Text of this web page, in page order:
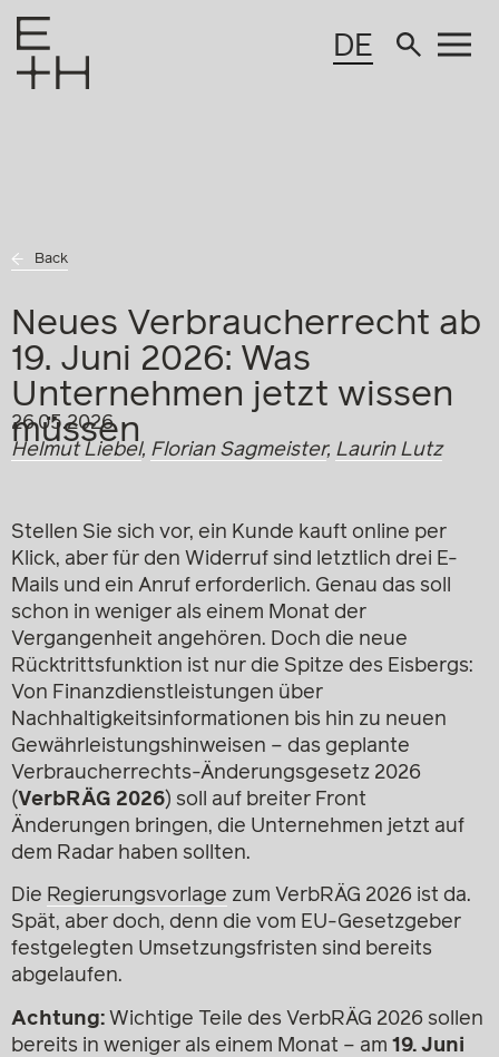
DE
Back
Neues Verbraucherrecht ab
19. Juni 2026: Was
Unternehmen jetzt wissen
müssen
26.05.2026
Helmut Liebel, Florian Sagmeister, Laurin Lutz
Stellen Sie sich vor, ein Kunde kauft online per
Klick, aber für den Widerruf sind letztlich drei E-
Mails und ein Anruf erforderlich. Genau das soll
schon in weniger als einem Monat der
Vergangenheit angehören. Doch die neue
Rücktrittsfunktion ist nur die Spitze des Eisbergs:
Von Finanzdienstleistungen über
Nachhaltigkeitsinformationen bis hin zu neuen
Gewährleistungshinweisen – das geplante
Verbraucherrechts-Änderungsgesetz 2026
(VerbRÄG 2026) soll auf breiter Front
Änderungen bringen, die Unternehmen jetzt auf
dem Radar haben sollten.
Die Regierungsvorlage zum VerbRÄG 2026 ist da.
Spät, aber doch, denn die vom EU-Gesetzgeber
festgelegten Umsetzungsfristen sind bereits
abgelaufen.
Achtung: Wichtige Teile des VerbRÄG 2026 sollen
bereits in weniger als einem Monat – am 19. Juni